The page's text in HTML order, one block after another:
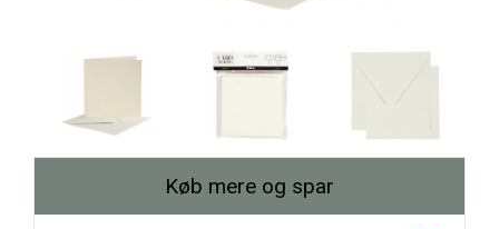
Køb mere og spar